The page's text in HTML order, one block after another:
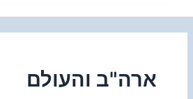
ארה"ב והעולם